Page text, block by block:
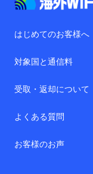
はじめてのお客様へ
対象国と通信料
受取・返却について
よくある質問
お客様のお声